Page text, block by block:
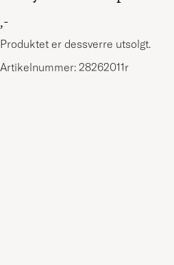
,-
Produktet er dessverre utsolgt.
Artikelnummer: 28262011r